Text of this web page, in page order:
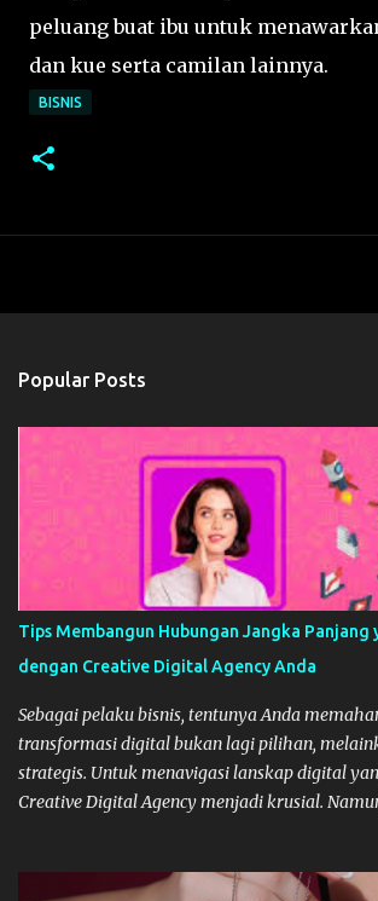
peluang buat ibu untuk
dan kue serta camilan lainnya.
BISNIS
Popular Posts
Tips Membangun Hubungan Jangka Panjang
dengan Creative Digital Agency Anda
Sebagai pelaku bisnis, tentunya Anda
transformasi digital bukan lagi pilihan,
strategis. Untuk menavigasi lanskap digital
Creative Digital Agency menjadi krusial.
membangun hubungan jangka panjang,